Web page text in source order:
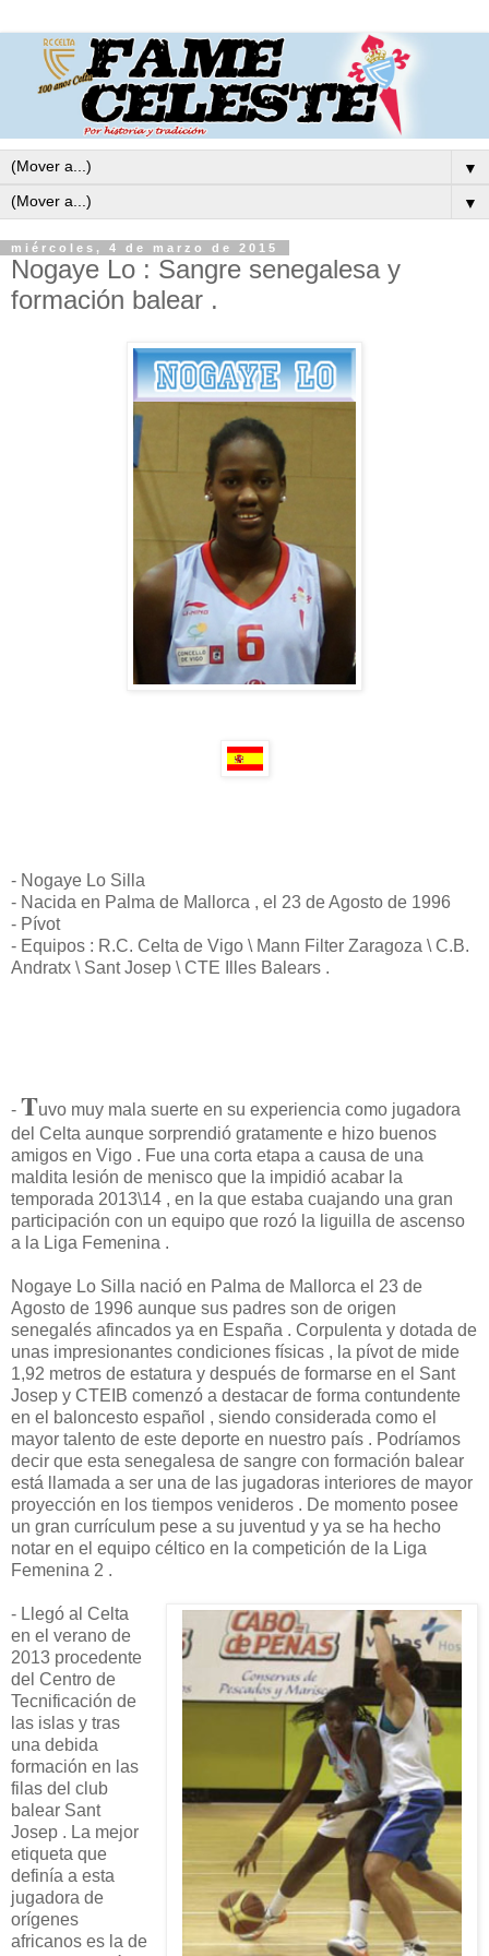
▼
▼
miércoles, 4 de marzo de 2015
Nogaye Lo : Sangre senegalesa y
formación balear .
- Nogaye Lo Silla
- Nacida en Palma de Mallorca , el 23 de Agosto de 1996
- Pívot
- Equipos : R.C. Celta de Vigo \ Mann Filter Zaragoza \ C.B.
Andratx \ Sant Josep \ CTE Illes Balears .
- Tuvo muy mala suerte en su experiencia como jugadora
del Celta aunque sorprendió gratamente e hizo buenos
amigos en Vigo . Fue una corta etapa a causa de una
maldita lesión de menisco que la impidió acabar la
temporada 2013\14 , en la que estaba cuajando una gran
participación con un equipo que rozó la liguilla de ascenso
a la Liga Femenina .
Nogaye Lo Silla nació en Palma de Mallorca el 23 de
Agosto de 1996 aunque sus padres son de origen
senegalés afincados ya en España . Corpulenta y dotada de
unas impresionantes condiciones físicas , la pívot de mide
1,92 metros de estatura y después de formarse en el Sant
Josep y CTEIB comenzó a destacar de forma contundente
en el baloncesto español , siendo considerada como el
mayor talento de este deporte en nuestro país . Podríamos
decir que esta senegalesa de sangre con formación balear
está llamada a ser una de las jugadoras interiores de mayor
proyección en los tiempos venideros . De momento posee
un gran currículum pese a su juventud y ya se ha hecho
notar en el equipo céltico en la competición de la Liga
Femenina 2 .
- Llegó al Celta
en el verano de
2013 procedente
del Centro de
Tecnificación de
las islas y tras
una debida
formación en las
filas del club
balear Sant
Josep . La mejor
etiqueta que
definía a esta
jugadora de
orígenes
africanos es la de